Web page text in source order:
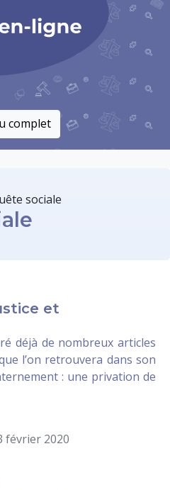
complet
sociale
et
déjà de nombreux articles
l’on retrouvera dans son
: une privation de
février 2020